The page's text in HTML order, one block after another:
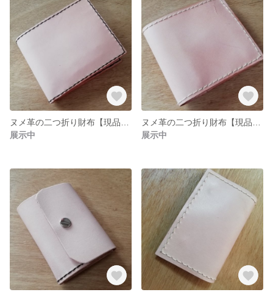
展示中
展示中